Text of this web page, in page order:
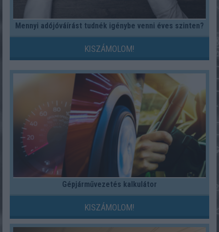
Mennyi adójóváírást tudnék igénybe venni éves szinten?
KISZÁMOLOM!
Gépjárművezetés kalkulátor
KISZÁMOLOM!